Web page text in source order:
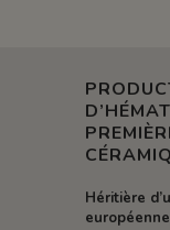
Héritière